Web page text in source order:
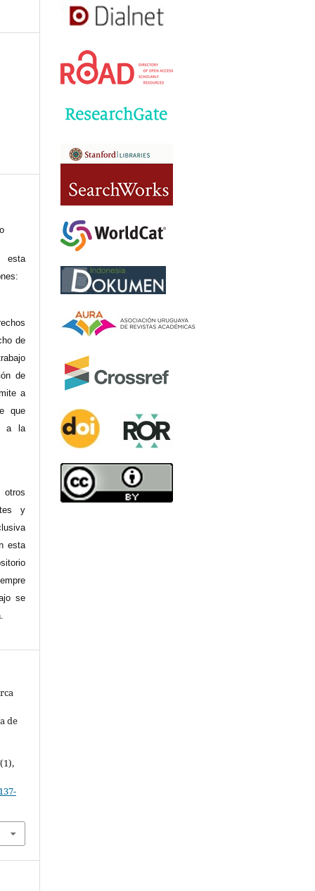
esta
de
de
a
que
a la
y
esta
se
de
(1),